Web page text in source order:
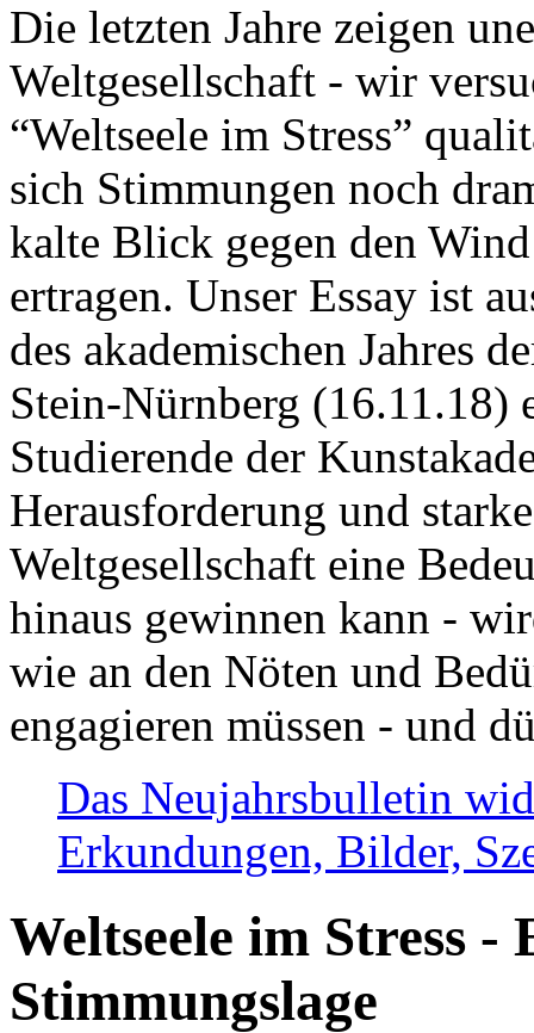
Die letzten Jahre zeigen
Weltgesellschaft - wir
“Weltseele im Stress”
sich Stimmungen noch
kalte Blick gegen den
ertragen. Unser Essay ist
des akademischen Jahres
Stein-Nürnberg (16.11.18)
Studierende der
Herausforderung und
Weltgesellschaft eine
hinaus gewinnen kann -
wie an den Nöten und
engagieren müssen - und
Das Neujahrsbulletin
Erkundungen, Bilder,
Weltseele im Stress -
Stimmungslage